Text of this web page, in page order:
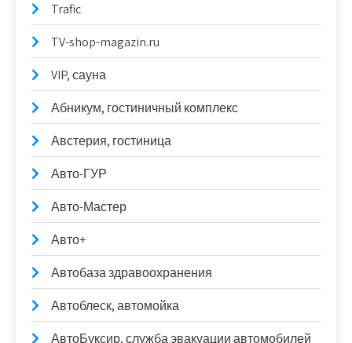
Trafic
TV-shop-magazin.ru
VIP, сауна
Абникум, гостиничный комплекс
Австерия, гостиница
Авто-ГУР
Авто-Мастер
Авто+
Автобаза здравоохранения
Автоблеск, автомойка
АвтоБуксир, служба эвакуации автомобилей